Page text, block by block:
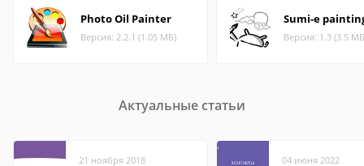
Photo Oil Painter
Версия: 2.2.1 (1.05 МБ)
Sumi-e
Версия: 1.3 (3.5
Актуальные статьи
21 ноября 2018 04 июня 2022